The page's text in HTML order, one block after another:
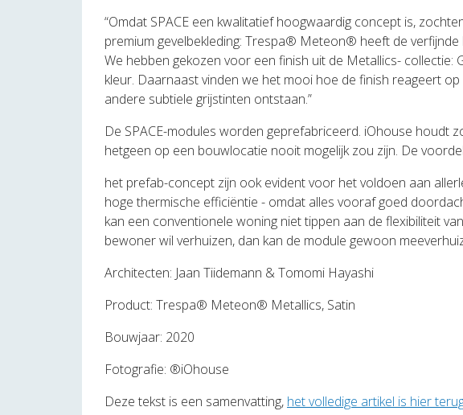
“Omdat SPACE een kwalitatief hoogwaardig concept is,
premium gevelbekleding: Trespa® Meteon® heeft de
We hebben gekozen voor een finish uit de Metallics- collectie:
kleur. Daarnaast vinden we het mooi hoe de finish reageert
andere subtiele grijstinten ontstaan.”
De SPACE-modules worden geprefabriceerd. iOhouse houdt
hetgeen op een bouwlocatie nooit mogelijk zou zijn. De
het prefab-concept zijn ook evident voor het voldoen aan
hoge thermische efficiëntie - omdat alles vooraf goed
kan een conventionele woning niet tippen aan de flexibiliteit
bewoner wil verhuizen, dan kan de module gewoon
Architecten: Jaan Tiidemann & Tomomi Hayashi
Product: Trespa® Meteon® Metallics, Satin
Bouwjaar: 2020
Fotografie: ®iOhouse
Deze tekst is een samenvatting, het volledige artikel is hier